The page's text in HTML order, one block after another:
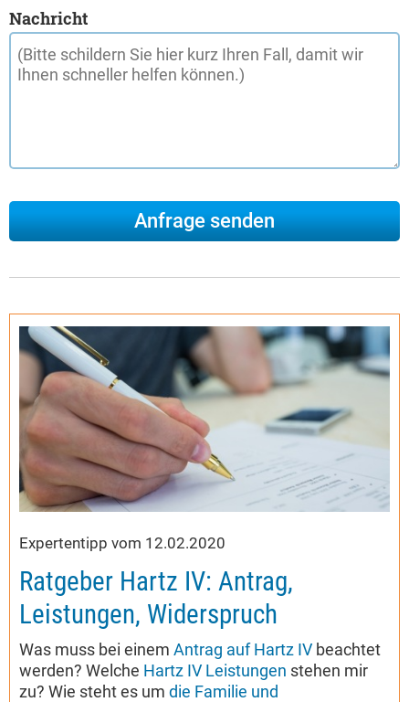
Nachricht
Expertentipp vom 12.02.2020
Ratgeber Hartz IV: Antrag,
Leistungen, Widerspruch
Was muss bei einem Antrag auf Hartz IV beachtet
werden? Welche Hartz IV Leistungen stehen mir
zu? Wie steht es um die Familie und